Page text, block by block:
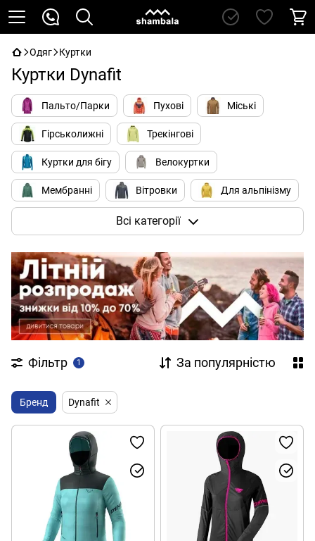
Одяг Куртки
Куртки Dynafit
Пальто/Парки Пухові Міські
Гірськолижні Трекінгові
Куртки для бігу Велокуртки
Мембранні Вітровки Для альпінізму
Всі категорії
Фільтр 1 За популярністю
Бренд Dynafit